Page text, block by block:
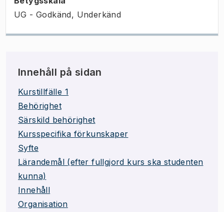
UG - Godkänd, Underkänd
Innehåll på sidan
Kurstillfälle 1
Behörighet
Särskild behörighet
Kursspecifika förkunskaper
Syfte
Lärandemål (efter fullgjord kurs ska studenten
kunna)
Innehåll
Organisation